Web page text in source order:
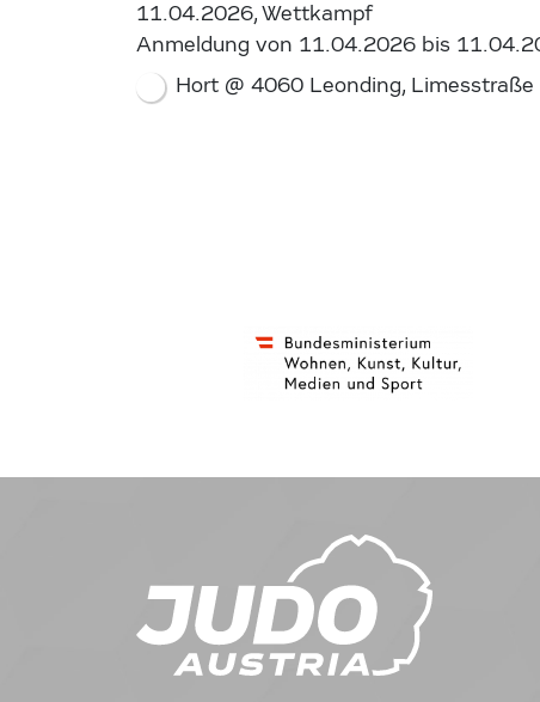
11.04.2026, Wettkampf
Anmeldung von 11.04.2026 bis
Hort @ 4060 Leonding, Limesstraße